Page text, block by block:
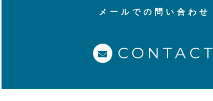
メールでの問い合わせ
CONTACT